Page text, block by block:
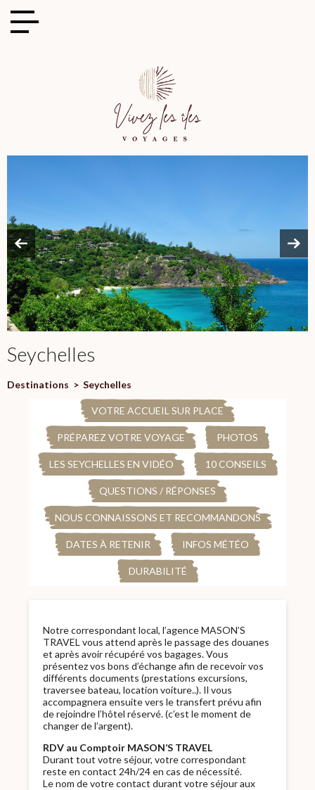
Seychelles
Destinations > Seychelles
VOTRE ACCUEIL SUR PLACE
PRÉPAREZ VOTRE VOYAGE PHOTOS
LES SEYCHELLES EN VIDÉO 10 CONSEILS
QUESTIONS / RÉPONSES
NOUS CONNAISSONS ET RECOMMANDONS
DATES À RETENIR INFOS MÉTÉO
DURABILITÉ
Notre correspondant local, l’agence MASON’S
TRAVEL vous attend après le passage des douanes
et après avoir récupéré vos bagages. Vous
présentez vos bons d’échange afin de recevoir vos
différents documents (prestations excursions,
traversee bateau, location voiture..). Il vous
accompagnera ensuite vers le transfert prévu afin
de rejoindre l’hôtel réservé. (c’est le moment de
changer de l’argent).
RDV au Comptoir MASON’S TRAVEL
Durant tout votre séjour, votre correspondant
reste en contact 24h/24 en cas de nécessité.
Le nom de votre contact durant votre séjour aux